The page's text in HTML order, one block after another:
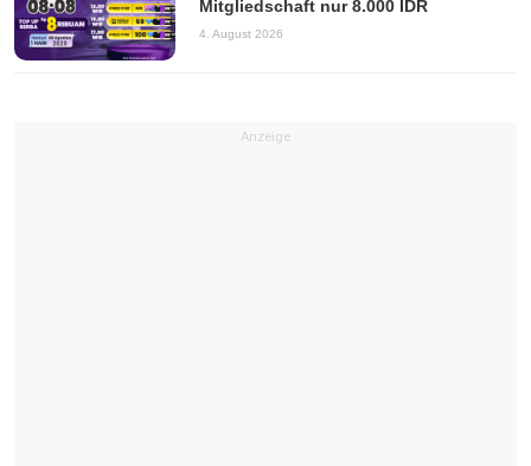
Mitgliedschaft nur 8.000 IDR
4. August 2026
Anzeige